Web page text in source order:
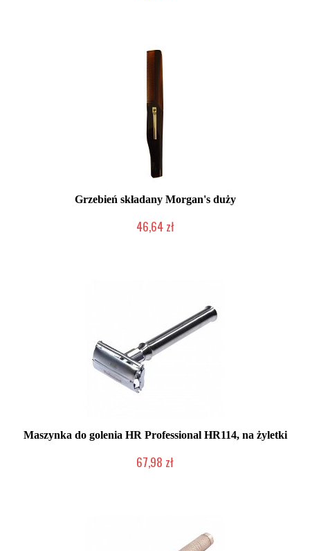
Grzebień składany Morgan's duży
46,64 zł
Maszynka do golenia HR Professional HR114, na żyletki
67,98 zł